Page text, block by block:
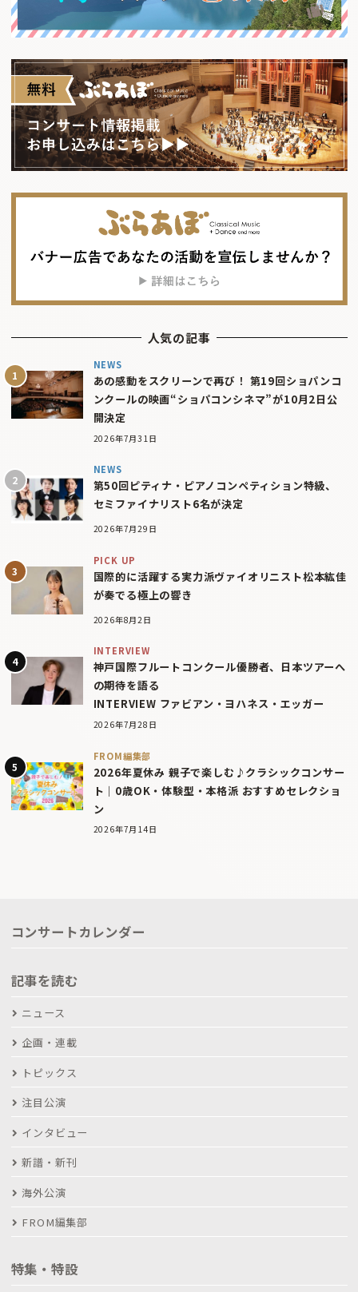
人気の記事
NEWS
あの感動をスクリーンで再び！ 第19回ショパンコ
ンクールの映画“ショパコンシネマ”が10月2日公
開決定
2026年7月31日
NEWS
第50回ピティナ・ピアノコンペティション特級、
セミファイナリスト6名が決定
2026年7月29日
PICK UP
国際的に活躍する実力派ヴァイオリニスト松本紘佳
が奏でる極上の響き
2026年8月2日
INTERVIEW
神戸国際フルートコンクール優勝者、日本ツアーへ
の期待を語る
INTERVIEW ファビアン・ヨハネス・エッガー
2026年7月28日
FROM編集部
2026年夏休み 親子で楽しむ♪クラシックコンサー
ト｜0歳OK・体験型・本格派 おすすめセレクショ
ン
2026年7月14日
コンサートカレンダー
記事を読む
ニュース
企画・連載
トピックス
注目公演
インタビュー
新譜・新刊
海外公演
FROM編集部
特集・特設